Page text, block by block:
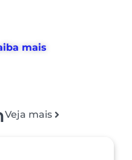
mais
Veja mais